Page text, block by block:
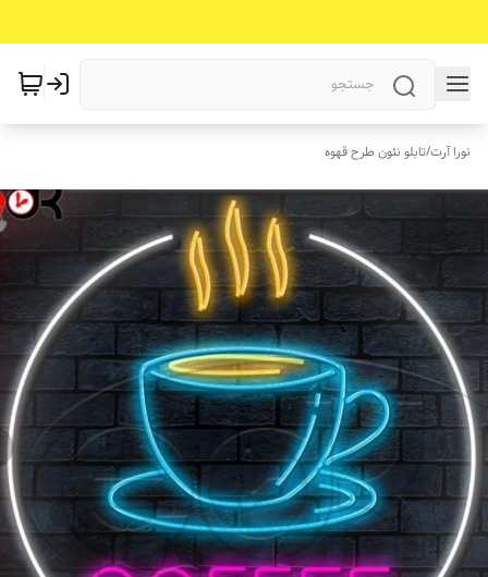
نورا آرت/تابلو نئون طرح قهوه